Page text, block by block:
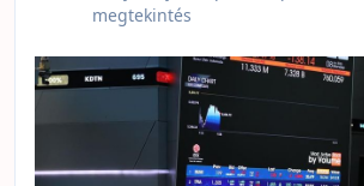
megtekintés